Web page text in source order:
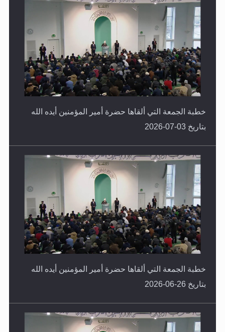
خطبة الجمعة التي ألقاها حضرة أمير المؤمنين أيده الله
بتاريخ 03-07-2026
خطبة الجمعة التي ألقاها حضرة أمير المؤمنين أيده الله
بتاريخ 26-06-2026